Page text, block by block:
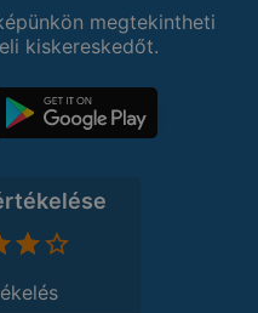
megtekintheti
kiskereskedőt.